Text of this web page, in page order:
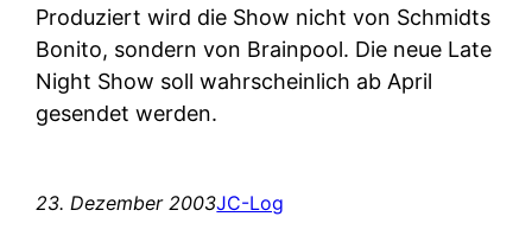
Produziert wird die Show nicht von Schmidts
Bonito, sondern von Brainpool. Die neue Late
Night Show soll wahrscheinlich ab April
gesendet werden.
23. Dezember 2003JC-Log